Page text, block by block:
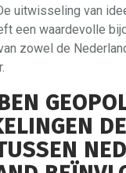
uitwisseling van
een waardevolle
zowel de
DE